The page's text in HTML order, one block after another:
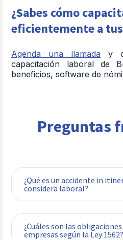
¿Sabes cómo
eficientemente a
Agenda una llamada y
capacitación laboral de
beneficios, software de
Preguntas
¿Qué es un accidente in
considera laboral?
¿Cuáles son las
empresas según la Ley 1562?